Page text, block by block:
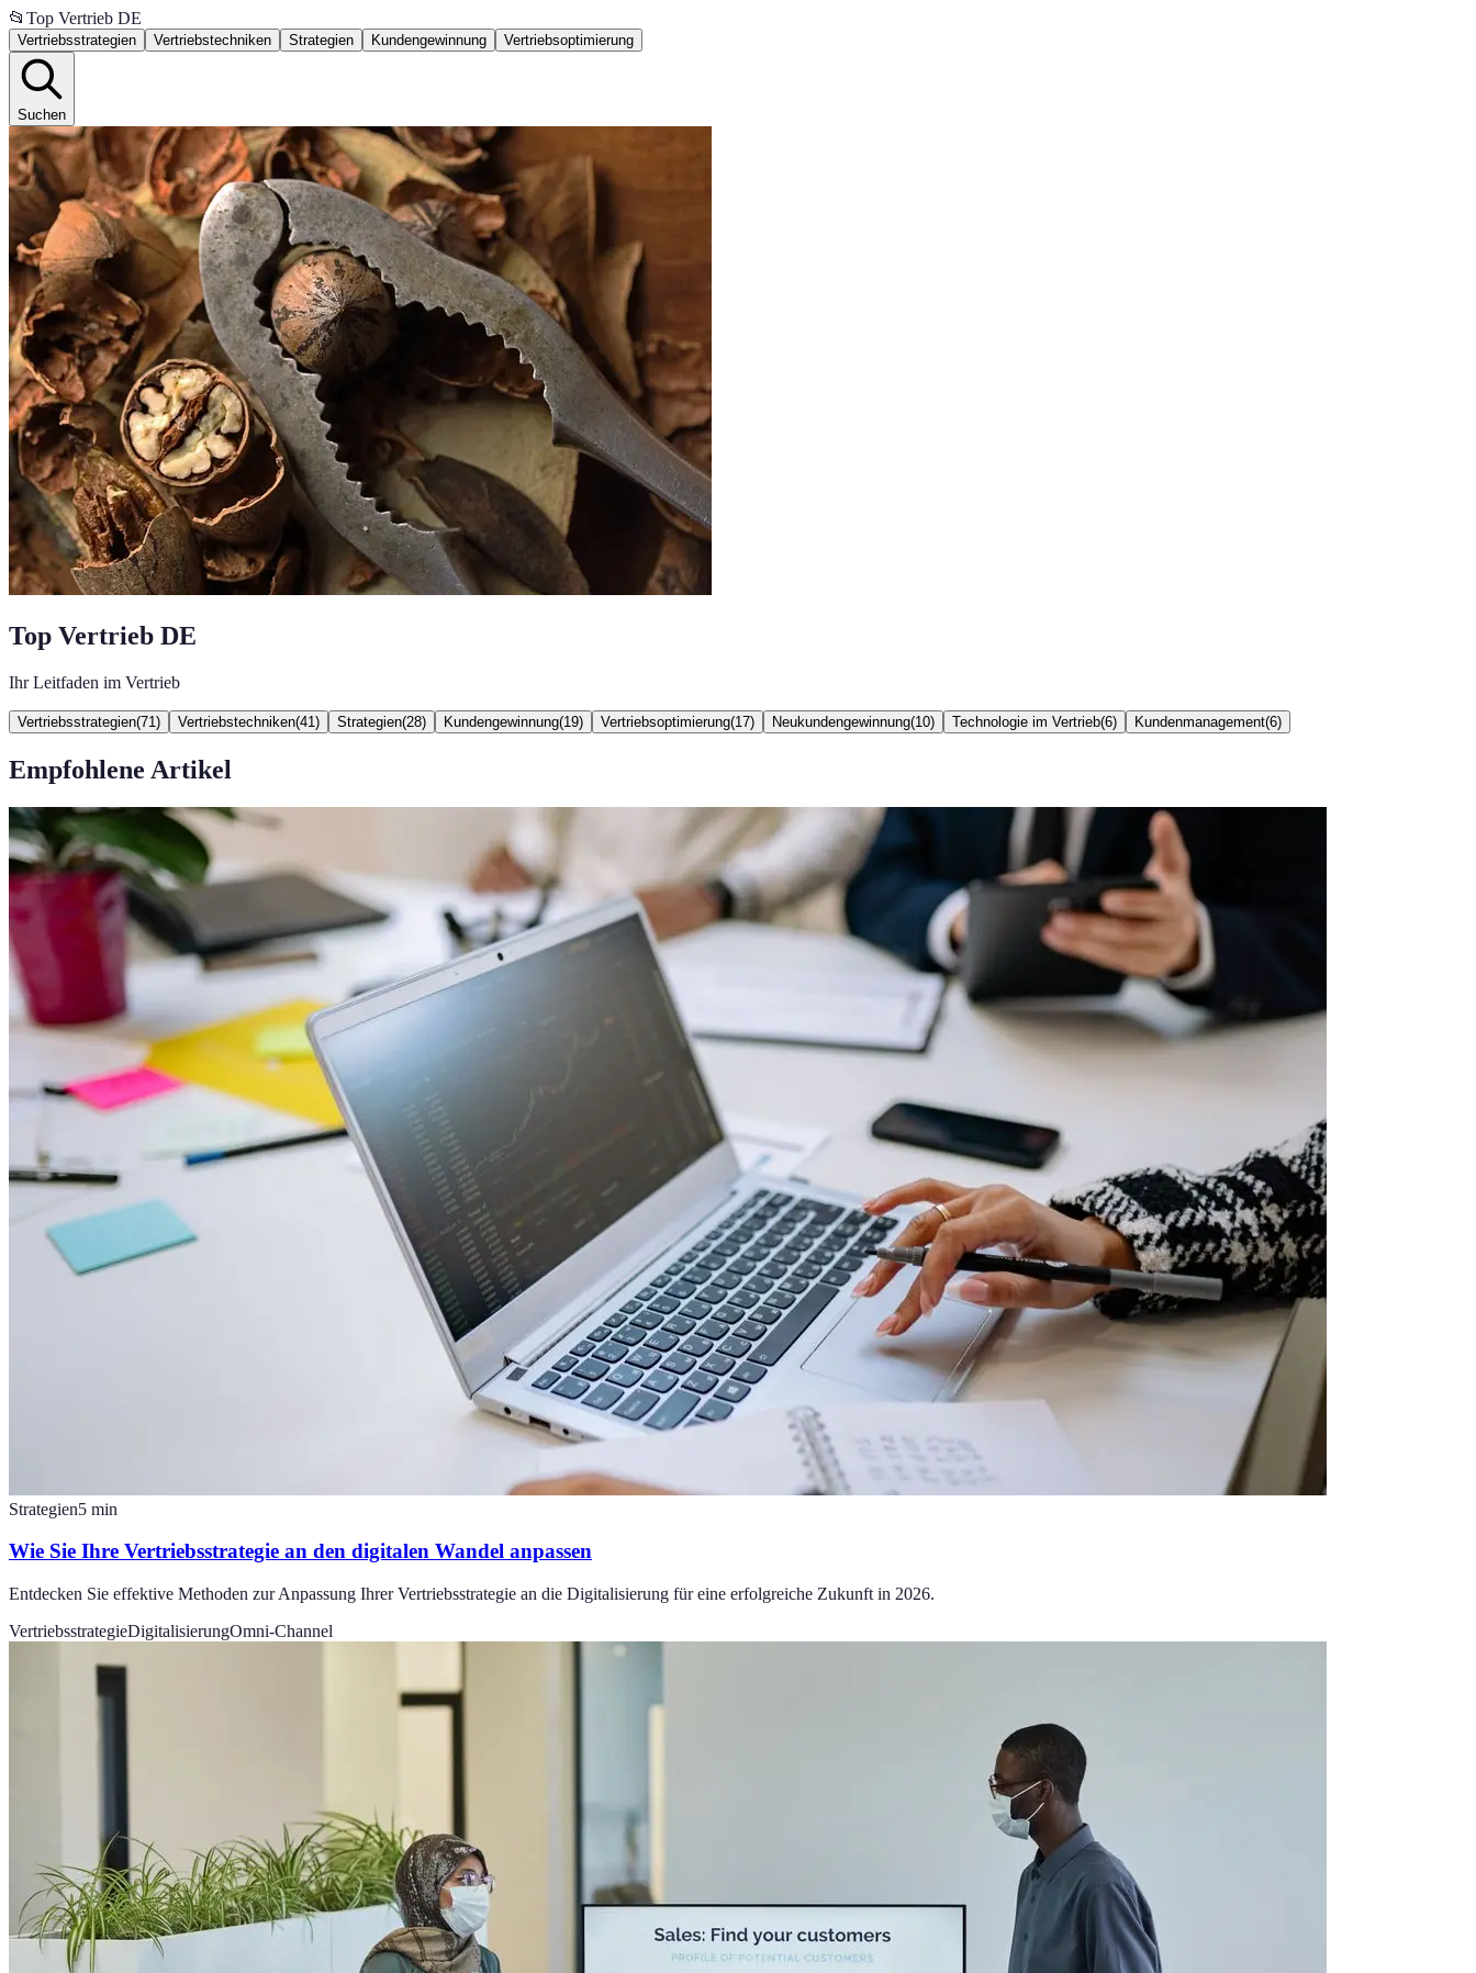
📂 Top Vertrieb DE
Vertriebsstrategien Vertriebstechniken Strategien Kundengewinnung Vertriebsoptimierung
Suchen
Top Vertrieb DE
Ihr Leitfaden im Vertrieb
Vertriebsstrategien(71 ) Vertriebstechniken(41 ) Strategien(28) Kundengewinnung(19) Vertriebsoptimierung(17) Neukundengewinnung(10) Technologie im Vertrieb(6) Kundenmanagement(6)
Empfohlene Artikel
Strategien5 min
Wie Sie Ihre Vertriebsstrategie an den digitalen Wandel anpassen
Entdecken Sie effektive Methoden zur Anpassung Ihrer Vertriebsstrategie an die Digitalisierung für eine erfolgreiche Zukunft in 2026.
VertriebsstrategieDigitalisierungOmni-Channel